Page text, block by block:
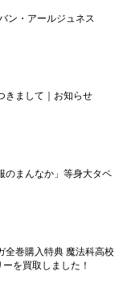
ン・アールジュネス
きまして｜お知らせ
のまんなか」等身大タペ
全巻購入特典 魔法科高校
を買取しました！